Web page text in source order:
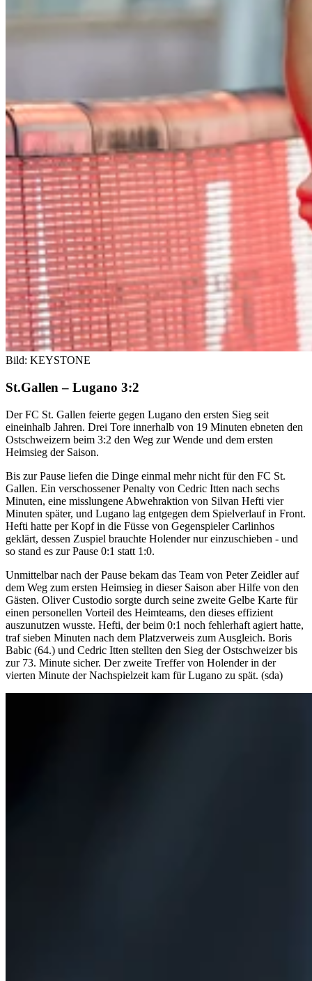
Bild: KEYSTONE
St.Gallen – Lugano 3:2
Der FC St. Gallen feierte gegen Lugano den ersten Sieg seit
eineinhalb Jahren. Drei Tore innerhalb von 19 Minuten ebneten den
Ostschweizern beim 3:2 den Weg zur Wende und dem ersten
Heimsieg der Saison.
Bis zur Pause liefen die Dinge einmal mehr nicht für den FC St.
Gallen. Ein verschossener Penalty von Cedric Itten nach sechs
Minuten, eine misslungene Abwehraktion von Silvan Hefti vier
Minuten später, und Lugano lag entgegen dem Spielverlauf in Front.
Hefti hatte per Kopf in die Füsse von Gegenspieler Carlinhos
geklärt, dessen Zuspiel brauchte Holender nur einzuschieben - und
so stand es zur Pause 0:1 statt 1:0.
Unmittelbar nach der Pause bekam das Team von Peter Zeidler auf
dem Weg zum ersten Heimsieg in dieser Saison aber Hilfe von den
Gästen. Oliver Custodio sorgte durch seine zweite Gelbe Karte für
einen personellen Vorteil des Heimteams, den dieses effizient
auszunutzen wusste. Hefti, der beim 0:1 noch fehlerhaft agiert hatte,
traf sieben Minuten nach dem Platzverweis zum Ausgleich. Boris
Babic (64.) und Cedric Itten stellten den Sieg der Ostschweizer bis
zur 73. Minute sicher. Der zweite Treffer von Holender in der
vierten Minute der Nachspielzeit kam für Lugano zu spät. (sda)